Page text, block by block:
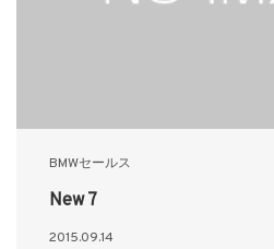
BMWセールス
New 7
2015.09.14